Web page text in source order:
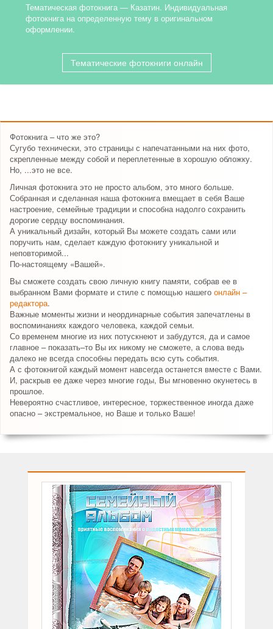
Тематическая фотокнига — Казатин. Индивидуальная
фотокнига на определенную тему в оригинальном
оформлении.
Тематические фотокниги онлайн
Фотокнига – что же это?
Сугубо технически, это страницы с напечатанными на них фото,
скрепленные между собой и переплетенные в хорошую обложку.
Но, ...это не все.
Личная фотокнига это не просто альбом, это много больше.
Собранная и сделанная наша фотокнига вмещает в себя Ваше
настроение, семейные традиции и способна надолго сохранить
дорогие сердцу воспоминания.
А уникальный дизайн, который Вы можете создать сами или
поручить нам, сделает каждую фотокнигу уникальной и
неповторимой...
По-настоящему «Вашей».
Вы сможете создать свою личную книгу памяти, собрав ее в
выбранном Вами формате и стиле с помощью нашего онлайн –
редактора.
Важные моменты жизни и неординарные события запечатлены в
воспоминаниях каждого человека, каждой семьи.
Со временем многие из них потускнеют и забудутся, да и самое
главное – показать–то Вы их никому не сможете, а слова ведь
далеко не всегда способны передать всю суть события.
А с фотокнигой каждый момент навсегда останется вместе с Вами.
И, раскрыв ее даже через многие годы, Вы мгновенно окунетесь в
прошлое.
Невероятно счастливое, интересное, торжественное иногда даже
опасно – экстремальное, но Ваше и только Ваше!